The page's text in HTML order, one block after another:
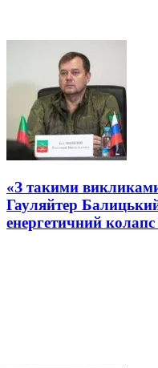
«З такими
Гауляйтер
енергетичний